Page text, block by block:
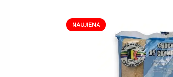
NAUJIENA